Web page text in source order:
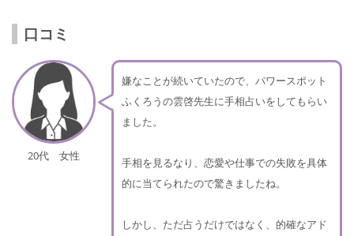
口コミ
20代 女性
嫌なことが続いていたので、パワースポット
ふくろうの雲啓先生に手相占いをしてもらい
ました。
手相を見るなり、恋愛や仕事での失敗を具体
的に当てられたので驚きましたね。
しかし、ただ占うだけではなく、的確なアド